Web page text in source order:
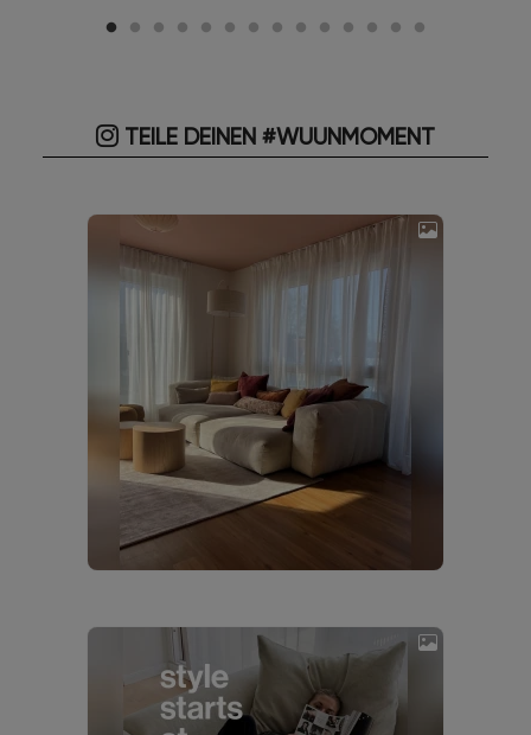
TEILE DEINEN #WUUNMOMENT